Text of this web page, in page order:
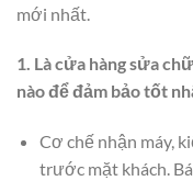
mới nhất.
1. Là cửa hàng sửa
nào để đảm bảo tốt
Cơ chế nhận máy,
trước mặt khách.